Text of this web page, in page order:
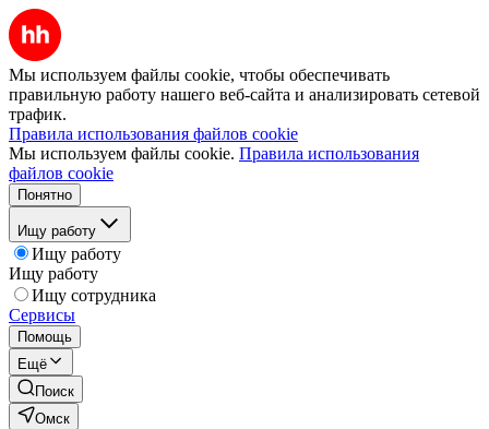
Мы используем файлы cookie, чтобы обеспечивать
правильную работу нашего веб-сайта и анализировать сетевой
трафик.
Правила использования файлов cookie
Мы используем файлы cookie. Правила использования
файлов cookie
Понятно
Ищу работу
Ищу работу
Ищу работу
Ищу сотрудника
Сервисы
Помощь
Ещё
Поиск
Омск